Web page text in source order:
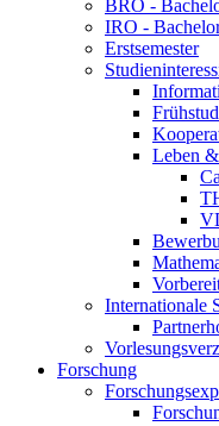
BRO -
IRO -
Erstsemester
Leben
Internationale
Forschung